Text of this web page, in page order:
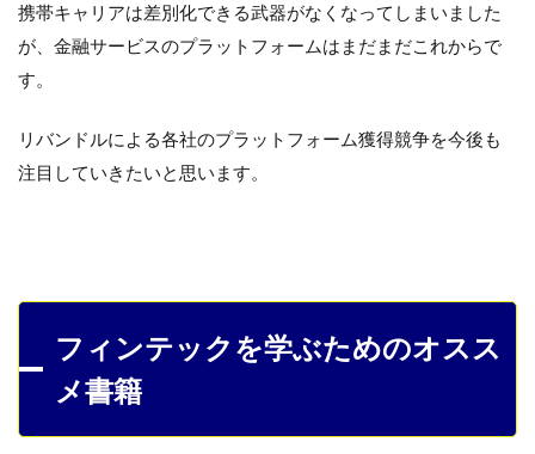
携帯キャリアは差別化できる武器がなくなってしまいました
が、金融サービスのプラットフォームはまだまだこれからで
す。
リバンドルによる各社のプラットフォーム獲得競争を今後も
注目していきたいと思います。
フィンテックを学ぶためのオスス
メ書籍